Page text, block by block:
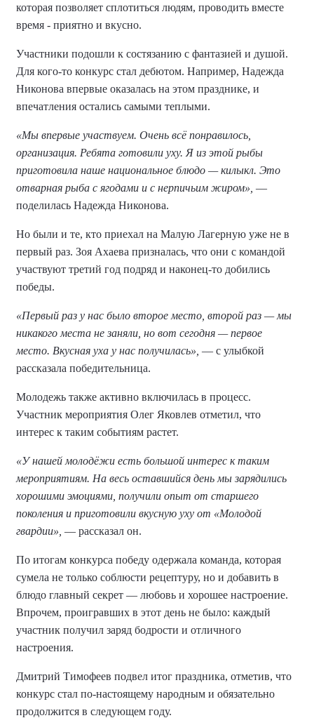
которая позволяет сплотиться людям, проводить вместе
время - приятно и вкусно.
Участники подошли к состязанию с фантазией и душой.
Для кого-то конкурс стал дебютом. Например, Надежда
Никонова впервые оказалась на этом празднике, и
впечатления остались самыми теплыми.
«Мы впервые участвуем. Очень всё понравилось,
организация. Ребята готовили уху. Я из этой рыбы
приготовила наше национальное блюдо — килыкл. Это
отварная рыба с ягодами и с нерпичьим жиром», —
поделилась Надежда Никонова.
Но были и те, кто приехал на Малую Лагерную уже не в
первый раз. Зоя Ахаева призналась, что они с командой
участвуют третий год подряд и наконец-то добились
победы.
«Первый раз у нас было второе место, второй раз — мы
никакого места не заняли, но вот сегодня — первое
место. Вкусная уха у нас получилась», — с улыбкой
рассказала победительница.
Молодежь также активно включилась в процесс.
Участник мероприятия Олег Яковлев отметил, что
интерес к таким событиям растет.
«У нашей молодёжи есть большой интерес к таким
мероприятиям. На весь оставшийся день мы зарядились
хорошими эмоциями, получили опыт от старшего
поколения и приготовили вкусную уху от «Молодой
гвардии», — рассказал он.
По итогам конкурса победу одержала команда, которая
сумела не только соблюсти рецептуру, но и добавить в
блюдо главный секрет — любовь и хорошее настроение.
Впрочем, проигравших в этот день не было: каждый
участник получил заряд бодрости и отличного
настроения.
Дмитрий Тимофеев подвел итог праздника, отметив, что
конкурс стал по-настоящему народным и обязательно
продолжится в следующем году.